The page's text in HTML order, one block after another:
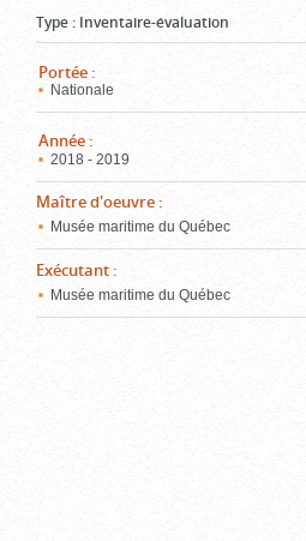
Type : Inventaire-évaluation
Portée :
Nationale
Année :
2018 - 2019
Maître d'oeuvre :
Musée maritime du Québec
Exécutant :
Musée maritime du Québec